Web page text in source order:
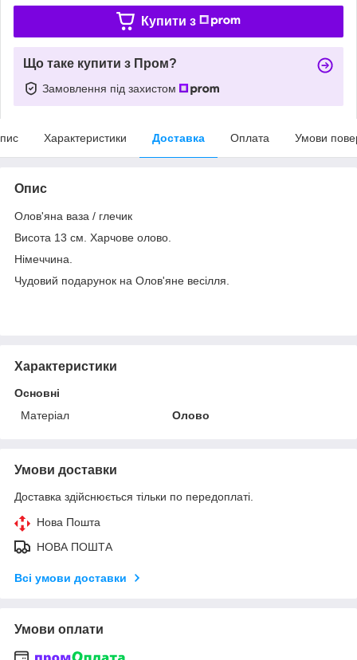
Купити з
Що таке купити з Пром?
Замовлення під захистом
Характеристики Доставка Оплата Умови
Опис
Олов'яна ваза / глечик
Висота 13 см. Харчове олово.
Німеччина.
Чудовий подарунок на Олов'яне весілля.
Характеристики
Основні
Матеріал
Олово
Умови доставки
Доставка здійснюється тільки по передоплаті.
Нова Пошта
НОВА ПОШТА
Всі умови доставки
Умови оплати